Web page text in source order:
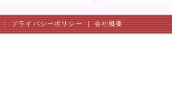
| プライバシーポリシー | 会社概要